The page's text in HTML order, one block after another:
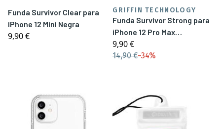
Funda Survivor Clear para
iPhone 12 Mini Negra
9,90 €
GRIFFIN TECHNOLOGY
Funda Survivor Strong para
iPhone 12 Pro Max
Naranja/Gris oscuro
9,90 €
14,90 €−34%